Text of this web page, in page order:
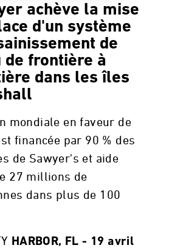
achève la mise
d'un système
de
de frontière à
dans les îles
mondiale en faveur de
financée par 90 % des
de Sawyer's et aide
27 millions de
dans plus de 100
HARBOR, FL - 19 avril